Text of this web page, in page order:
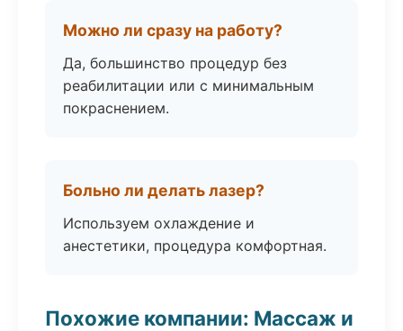
Можно ли сразу на работу?
Да, большинство процедур без
реабилитации или с минимальным
покраснением.
Больно ли делать лазер?
Используем охлаждение и
анестетики, процедура комфортная.
Похожие компании: Массаж и